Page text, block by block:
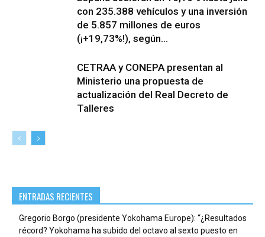
con 235.388 vehículos y una inversión
de 5.857 millones de euros
(¡+19,73%!), según...
CETRAA y CONEPA presentan al
Ministerio una propuesta de
actualización del Real Decreto de
Talleres
ENTRADAS RECIENTES
Gregorio Borgo (presidente Yokohama Europe): “¿Resultados
récord? Yokohama ha subido del octavo al sexto puesto en